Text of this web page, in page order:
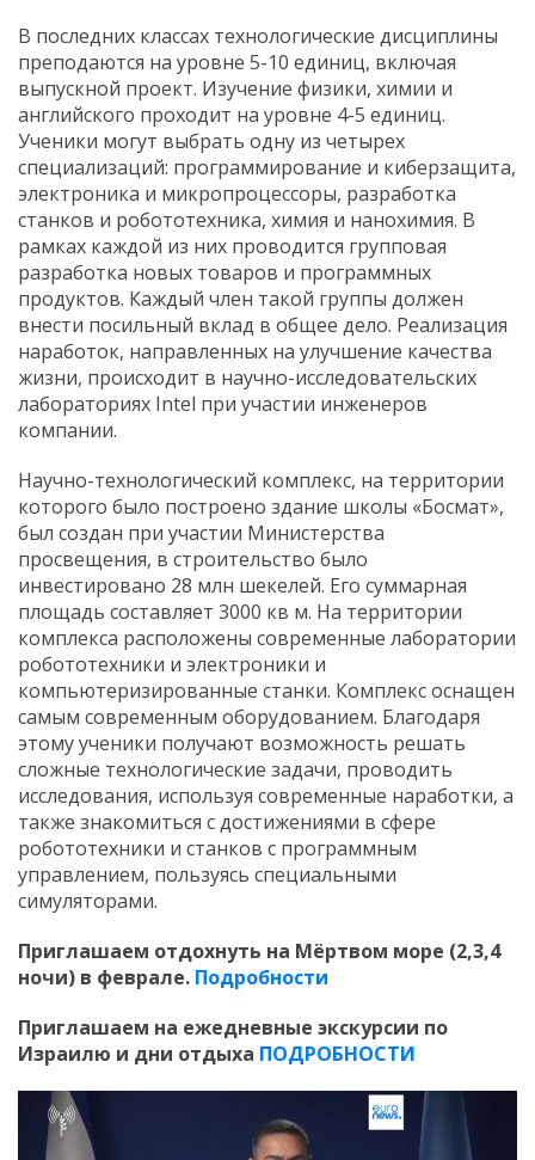
В последних классах технологические дисциплины
преподаются на уровне 5-10 единиц, включая
выпускной проект. Изучение физики, химии и
английского проходит на уровне 4-5 единиц.
Ученики могут выбрать одну из четырех
специализаций: программирование и киберзащита,
электроника и микропроцессоры, разработка
станков и робототехника, химия и нанохимия. В
рамках каждой из них проводится групповая
разработка новых товаров и программных
продуктов. Каждый член такой группы должен
внести посильный вклад в общее дело. Реализация
наработок, направленных на улучшение качества
жизни, происходит в научно-исследовательских
лабораториях Intel при участии инженеров
компании.
Научно-технологический комплекс, на территории
которого было построено здание школы «Босмат»,
был создан при участии Министерства
просвещения, в строительство было
инвестировано 28 млн шекелей. Его суммарная
площадь составляет 3000 кв м. На территории
комплекса расположены современные лаборатории
робототехники и электроники и
компьютеризированные станки. Комплекс оснащен
самым современным оборудованием. Благодаря
этому ученики получают возможность решать
сложные технологические задачи, проводить
исследования, используя современные наработки, а
также знакомиться с достижениями в сфере
робототехники и станков с программным
управлением, пользуясь специальными
симуляторами.
Приглашаем отдохнуть на Мёртвом море (2,3,4
ночи) в феврале. Подробности
Приглашаем на ежедневные экскурсии по
Израилю и дни отдыха ПОДРОБНОСТИ